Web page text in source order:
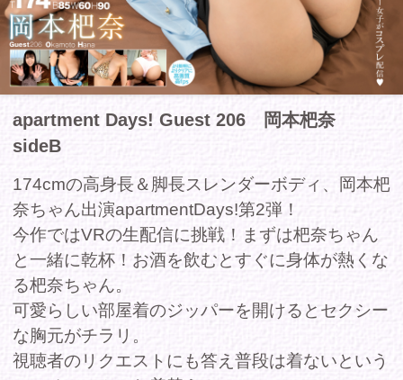
apartment Days! Guest 206 岡本杷奈
sideB
174cmの高身長＆脚長スレンダーボディ、岡本杷
奈ちゃん出演apartmentDays!第2弾！
今作ではVRの生配信に挑戦！まずは杷奈ちゃん
と一緒に乾杯！お酒を飲むとすぐに身体が熱くな
る杷奈ちゃん。
可愛らしい部屋着のジッパーを開けるとセクシー
視聴者のリクエストにも答え普段は着ないという
コスチュームにお着替え！
本人が風船のような柔らかさと語る胸、推しポイ
ントのクビレ等、魅力たっぷりのボディを惜しげ
もなく見せてくれます！
アングル＆衣装を変えた後半は画面越しのマッサ
ージ、杷奈ちゃんの可愛い寝顔を見れちゃったり
と、
でしょう！
出演者プロフィール：岡本杷奈